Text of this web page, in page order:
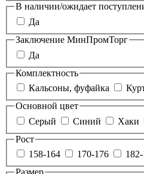
В наличии/ожидает
Да
Заключение МинПромТорг
Да
Комплектность
Кальсоны, фуфайка
Основной цвет
Серый
Синий Хаки
Рост
158-164
170-176